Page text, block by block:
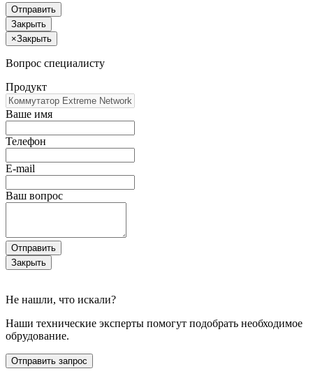
Отправить
Закрыть
×Закрыть
Вопрос специалисту
Продукт
Ваше имя
Телефон
E-mail
Ваш вопрос
Отправить
Закрыть
Не нашли, что искали?
Наши технические эксперты помогут подобрать необходимое
обрудование.
Отправить запрос